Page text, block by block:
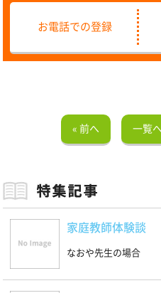
お電話での登録
« 前へ 一覧
家庭教師体験談
なおや先生の場合